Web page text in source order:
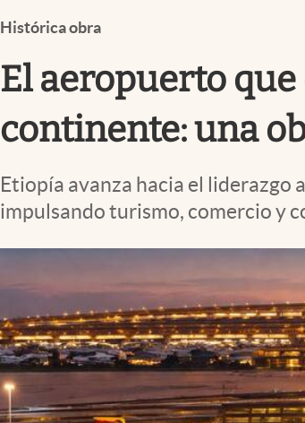
Histórica obra
El aeropuerto
continente: una
Etiopía avanza hacia el
impulsando turismo, comercio y